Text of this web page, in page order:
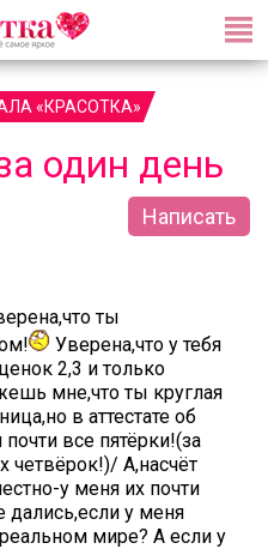
«КРАСОТКА»
один день
Написать
ты
Уверена,что у тебя
2,3 и только
мне,что ты круглая
в аттестате об
все пятёрки!(за
четвёрок!)/ А,насчёт
у меня их почти
дались,если у меня
мире? А если у